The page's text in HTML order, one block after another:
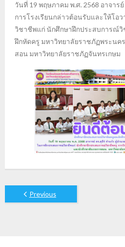
วันที่ 19 พฤษภาคม พ.ศ. 2568 อาจาร
การโรงเรียนกล่าวต้อนรับและให้โอ
วิชาชีพแก่ นักศึกษาฝึกประสบการณ์วิ
ฝึกหัดครู มหาวิทยาลัยราชภัฏพระนค
สอน มหาวิทยาลัยราชภัฏจันทรเกษม
Previous